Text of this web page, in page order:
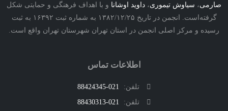
،سیاوش تیموری،داوید اوشاناو با اهداف فرهنگی و حمایتی شکل
گرفته‌است. انجمن در تاریخ ۱۳۸۲/۱۲/۲۵ به شماره ثبت ۱۶۳۹۲ به ثبت
و مرکز اصلی انجمن در استان تهران شهرستان تهران واقع است.
اطلاعات تماس
تلفن:
021-88424345
تلفن:
021-88430313